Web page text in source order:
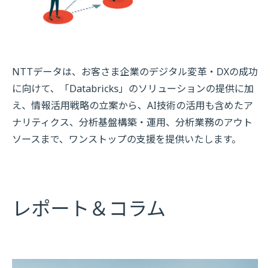
NTTデータは、お客さま企業のデジタル変⾰・DXの成功
に向けて、「Databricks」のソリューションの提供に加
え、情報活⽤戦略の⽴案から、AI技術の活⽤も含めたア
ナリティクス、分析基盤構築・運⽤、分析業務のアウト
ソースまで、ワンストップの⽀援を提供いたします。
レポート＆コラム